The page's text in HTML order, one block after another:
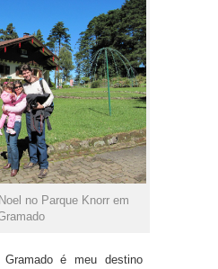
no Parque Knorr em
é meu destino